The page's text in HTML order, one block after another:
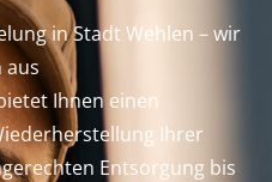
in Stadt Wehlen – wir
aus
Ihnen einen
Ihrer
Entsorgung bis